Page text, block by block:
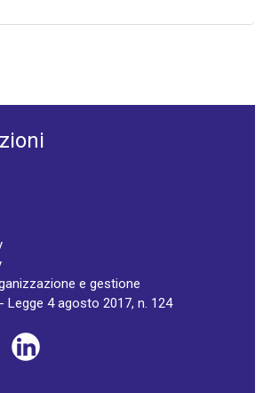
e gestione
Legge 4 agosto 2017, n. 124